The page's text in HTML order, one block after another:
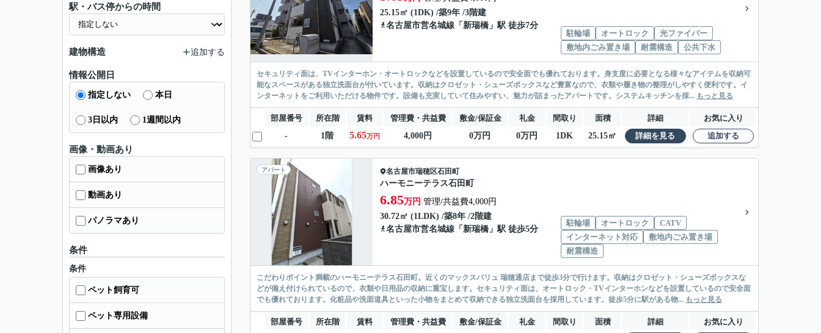
25.15㎡ (1DK) /築9年 /3階建
名古屋市営名城線 「 新瑞橋 」駅 徒歩7分
駐輪場
オートロック
光ファイバー
敷地内ごみ置き場
耐震構造 公共下水
セキュリティ面は、TVインターホン・オートロックなどを設置しているので安全面でも優れております。身支度に必要となる様々なアイテムを収納可
能なスペースがある独立洗面台が付いています。収納はクロゼット・シューズボックスなど豊富なので、衣類や履き物の整理がしやすく便利です。イ
ンターネットをご利用いただける物件です。設備も充実していて住みやすい、魅力が詰まったアパートです。システムキッチンを採... もっと見る
部屋番号 所在階 賃料 管理費・共益費 敷金/保証金 礼金 間取り 面積 詳細
お気に入り
-
1階 5.65万円 4,000円 0万円 0万円 1DK 25.15㎡ 詳細を見る 追加する
アパート 名古屋市瑞穂区石田町
ハーモニーテラス石田町
6.85万円 管理/共益費4,000円
30.72㎡ (1LDK) /築8年 /2階建
名古屋市営名城線 「 新瑞橋 」駅 徒歩5分
駐輪場 オートロック
CATV
インターネット対応
敷地内ごみ置き場
耐震構造
こだわりポイント満載のハーモニーテラス石田町。近くのマックスバリュ 瑞穂通店まで徒歩3分で行けます。収納はクロゼット・シューズボックスな
どが備え付けられているので、衣類や日用品の収納に重宝します。セキュリティ面は、オートロック・TVインターホンなどを設置しているので安全面
でも優れております。化粧品や洗面道具といった小物をまとめて収納できる独立洗面台を採用しています。徒歩5分に駅がある物... もっと見る
部屋番号 所在階 賃料 管理費・共益費 敷金/保証金 礼金 間取り 面積 詳細
お気に入り
駅・バス停からの時間
建物構造 追加する
情報公開日
指定しない 本日
3日以内 1週間以内
画像・動画あり
画像あり
動画あり
パノラマあり
条件
条件
ペット飼育可
ペット専用設備